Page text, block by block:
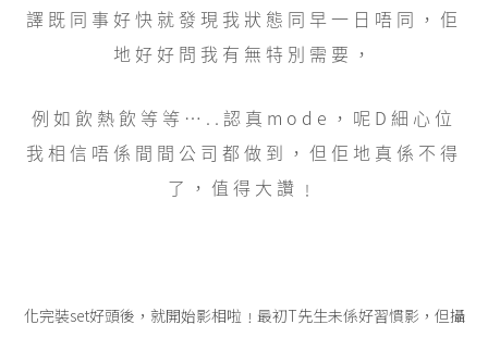
譯既同事好快就發現我狀態同早一日唔同，佢
地好好問我有無特別需要，
例如飲熱飲等等…..認真mode，呢D細心位
我相信唔係間間公司都做到，但佢地真係不得
了，值得大讚﹗
化完裝set好頭後，就開始影相啦﹗最初T先生未係好習慣影，但攝